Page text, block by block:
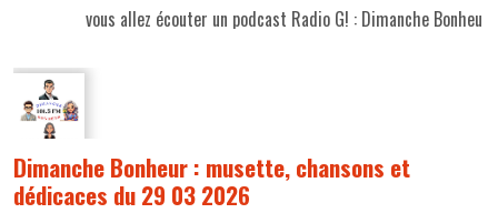
vous allez écouter un podcast Radio G! : Dimanche
Dimanche Bonheur : musette, chansons et
dédicaces du 29 03 2026